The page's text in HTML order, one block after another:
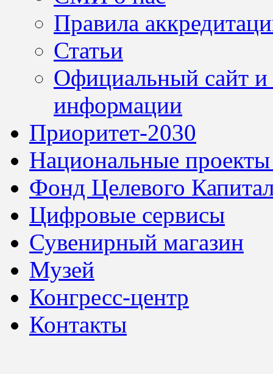
Правила
Статьи
Официальный сайт
информации
Приоритет-2030
Национальные
Фонд Целевого
Цифровые сервисы
Сувенирный магазин
Музей
Конгресс-центр
Контакты